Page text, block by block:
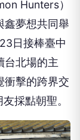
Hunters）
鑫夢想共同舉
日接棒臺中
台北場的主
衝擊的跨界交
採點朝聖。